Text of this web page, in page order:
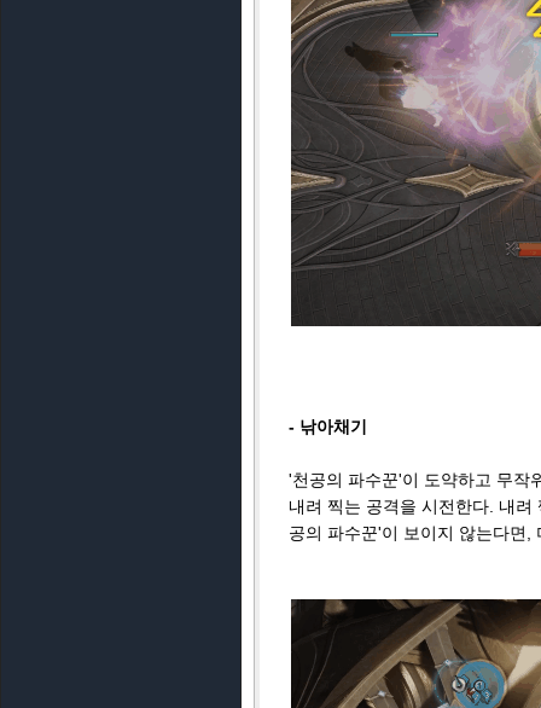
- 낚아채기
'천공의 파수꾼'이 도약하고 무작
내려 찍는 공격을 시전한다. 내
공의 파수꾼'이 보이지 않는다면,